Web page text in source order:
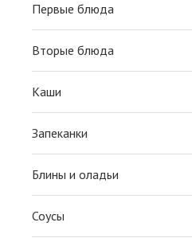
Первые блюда
Вторые блюда
Каши
Запеканки
Блины и оладьи
Соусы